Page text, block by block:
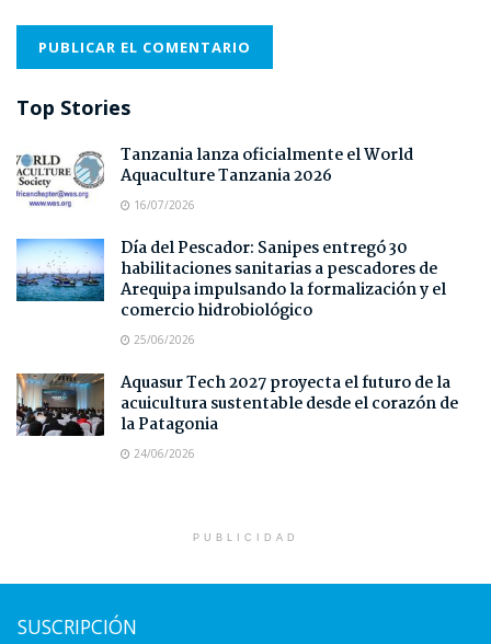
Top Stories
Tanzania lanza oficialmente el World
Aquaculture Tanzania 2026
16/07/2026
Día del Pescador: Sanipes entregó 30
habilitaciones sanitarias a pescadores de
Arequipa impulsando la formalización y el
comercio hidrobiológico
25/06/2026
Aquasur Tech 2027 proyecta el futuro de la
acuicultura sustentable desde el corazón de
la Patagonia
24/06/2026
PUBLICIDAD
SUSCRIPCIÓN